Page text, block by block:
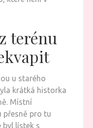
terénu
u starého
krátká historka
Místní
pro tu
byl lístek s